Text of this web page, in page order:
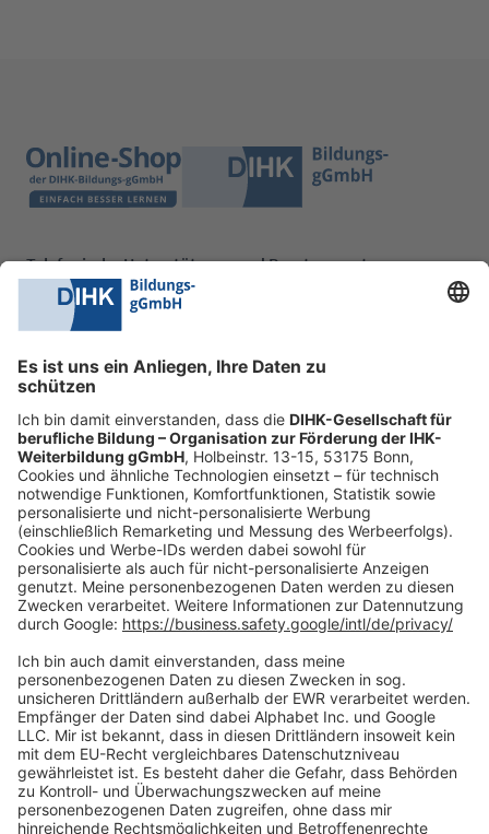
Telefonische Unterstützung und Beratung unter:
0228 6205 205
Fr.:
09:00-14:00 Uhr
shop@dihk-bildung.shop
Vertrag widerrufen
Zahlungsarten
Social Media
Oft Gesucht